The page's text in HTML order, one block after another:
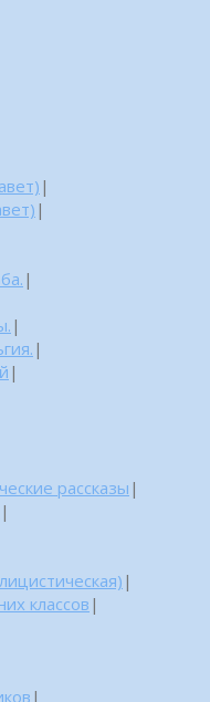
|
|
|
|
|
|
рассказы |
|
|
классов |
|